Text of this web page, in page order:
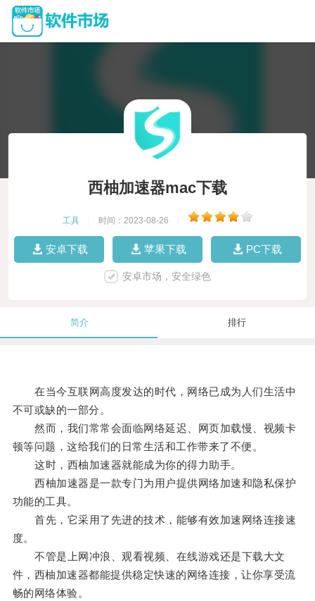
西柚加速器mac下载
工具 时间：2023-08-26
安卓下载 苹果下载 PC下载
安卓市场，安全绿色
简介 排行
在当今互联网高度发达的时代，网络已成为人们生活中
不可或缺的一部分。
然而，我们常常会面临网络延迟、网页加载慢、视频卡
顿等问题，这给我们的日常生活和工作带来了不便。
这时，西柚加速器就能成为你的得力助手。
西柚加速器是一款专门为用户提供网络加速和隐私保护
功能的工具。
首先，它采用了先进的技术，能够有效加速网络连接速
度。
不管是上网冲浪、观看视频、在线游戏还是下载大文
件，西柚加速器都能提供稳定快速的网络连接，让你享受流
畅的网络体验。